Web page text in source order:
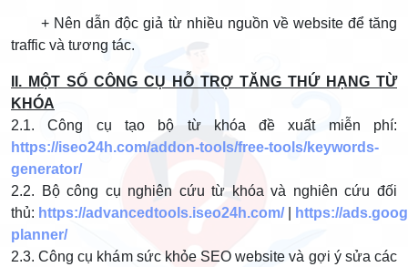
+ Nên dẫn độc giả từ nhiều nguồn về website để tăng
traffic và tương tác.
II. MỘT SỐ CÔNG CỤ HỖ TRỢ TĂNG THỨ HẠNG TỪ
KHÓA
2.1. Công cụ tạo bộ từ khóa đề xuất miễn phí:
https://iseo24h.com/addon-tools/free-tools/keywords-
generator/
2.2. Bộ công cụ nghiên cứu từ khóa và nghiên cứu đối
thủ: https://advancedtools.iseo24h.com/|
https://
planner/
2.3. Công cụ khám sức khỏe SEO website và gợi ý sửa các